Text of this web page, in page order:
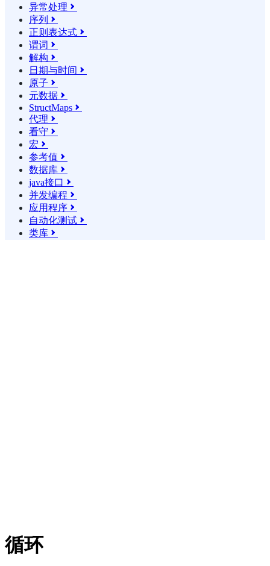
异常处理 
序列 
正则表达式 
谓词 
解构 
日期与时间 
原子 
元数据 
StructMaps 
代理 
看守 
宏 
参考值 
数据库 
java接口 
并发编程 
应用程序 
自动化测试 
类库 
循环